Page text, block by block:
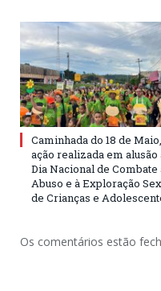
Caminhada do 18 de Maio,
ação realizada em alusão
Dia Nacional de Combate
Abuso e à Exploração
de Crianças e
Os comentários estão